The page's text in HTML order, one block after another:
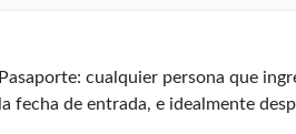
Pasaporte: cualquier persona que
la fecha de entrada, e idealmente